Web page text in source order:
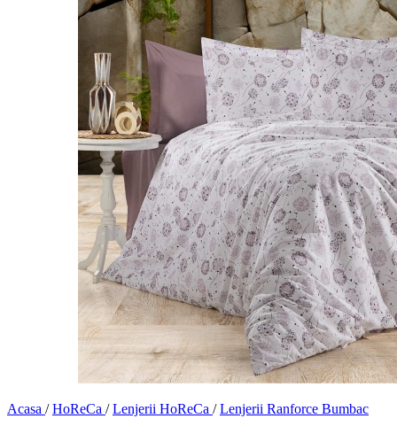
Acasa / HoReCa / Lenjerii HoReCa / Lenjerii Ranforce Bumbac